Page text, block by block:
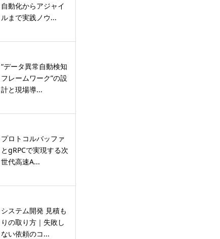
自動化からアジャイ
ルまで実践ノウ...
“データ異常自動検知
フレームワーク”の設
計と現場導...
プロトコルバッファ
とgRPCで実現する次
世代高速A...
システム開発 見積も
りの取り方｜失敗し
ない依頼のコ...